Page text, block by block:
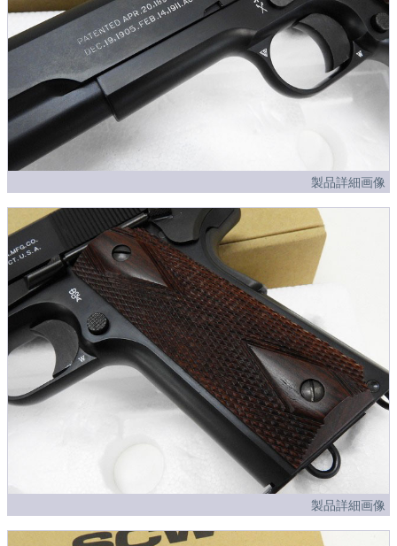
製品詳細画像
製品詳細画像